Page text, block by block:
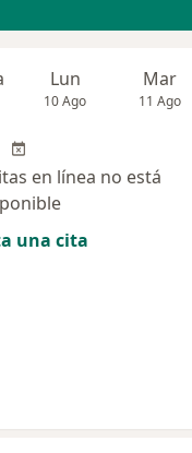
Lun
10 Ago
Mar
11 Ago
en línea no está
una cita